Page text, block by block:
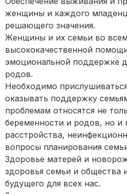
женщины и каждого
решающего значения.
Женщины и их семьи во
высококачественной
эмоциональной поддержке
родов.
Необходимо
оказывать поддержку
проблемам относятся не
беременности и родов, но и
расстройства,
вопросы планирования
Здоровье матерей и
здоровья семьи и общества
будущего для всех нас.